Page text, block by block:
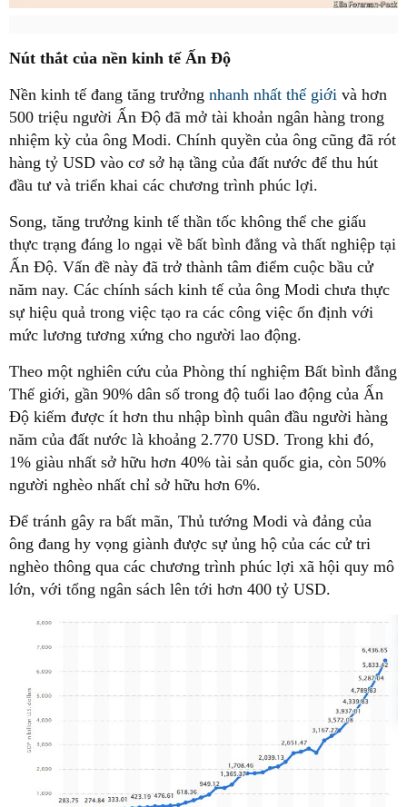
Nút thắt của nền kinh tế Ấn Độ
Nền kinh tế đang tăng trưởng nhanh nhất thế giới và hơn
500 triệu người Ấn Độ đã mở tài khoản ngân hàng trong
nhiệm kỳ của ông Modi. Chính quyền của ông cũng đã rót
hàng tỷ USD vào cơ sở hạ tầng của đất nước để thu hút
đầu tư và triển khai các chương trình phúc lợi.
Song, tăng trưởng kinh tế thần tốc không thể che giấu
thực trạng đáng lo ngại về bất bình đẳng và thất nghiệp tại
Ấn Độ. Vấn đề này đã trở thành tâm điểm cuộc bầu cử
năm nay. Các chính sách kinh tế của ông Modi chưa thực
sự hiệu quả trong việc tạo ra các công việc ổn định với
mức lương tương xứng cho người lao động.
Theo một nghiên cứu của Phòng thí nghiệm Bất bình đẳng
Thế giới, gần 90% dân số trong độ tuổi lao động của Ấn
Độ kiếm được ít hơn thu nhập bình quân đầu người hàng
năm của đất nước là khoảng 2.770 USD. Trong khi đó,
1% giàu nhất sở hữu hơn 40% tài sản quốc gia, còn 50%
người nghèo nhất chỉ sở hữu hơn 6%.
Để tránh gây ra bất mãn, Thủ tướng Modi và đảng của
ông đang hy vọng giành được sự ủng hộ của các cử tri
nghèo thông qua các chương trình phúc lợi xã hội quy mô
lớn, với tổng ngân sách lên tới hơn 400 tỷ USD.